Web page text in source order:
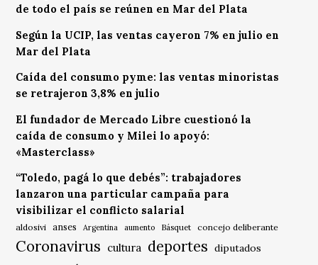
de todo el país se reúnen en Mar del Plata
Según la UCIP, las ventas cayeron 7% en julio en
Mar del Plata
Caída del consumo pyme: las ventas minoristas
se retrajeron 3,8% en julio
El fundador de Mercado Libre cuestionó la
caída de consumo y Milei lo apoyó:
«Masterclass»
“Toledo, pagá lo que debés”: trabajadores
lanzaron una particular campaña para
visibilizar el conflicto salarial
aldosivi anses Argentina aumento Básquet concejo deliberante
Coronavirus cultura deportes diputados